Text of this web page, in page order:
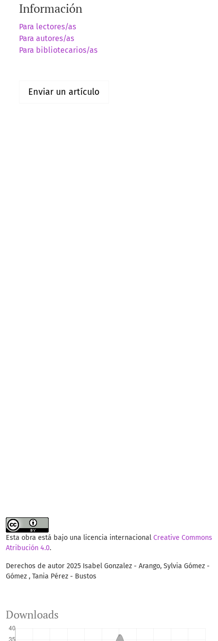
Información
Para lectores/as
Para autores/as
Para bibliotecarios/as
Enviar un artículo
Esta obra está bajo una licencia internacional Creative Commons
Atribución 4.0.
Derechos de autor 2025 Isabel Gonzalez - Arango, Sylvia Gómez -
Gómez , Tania Pérez - Bustos
Downloads